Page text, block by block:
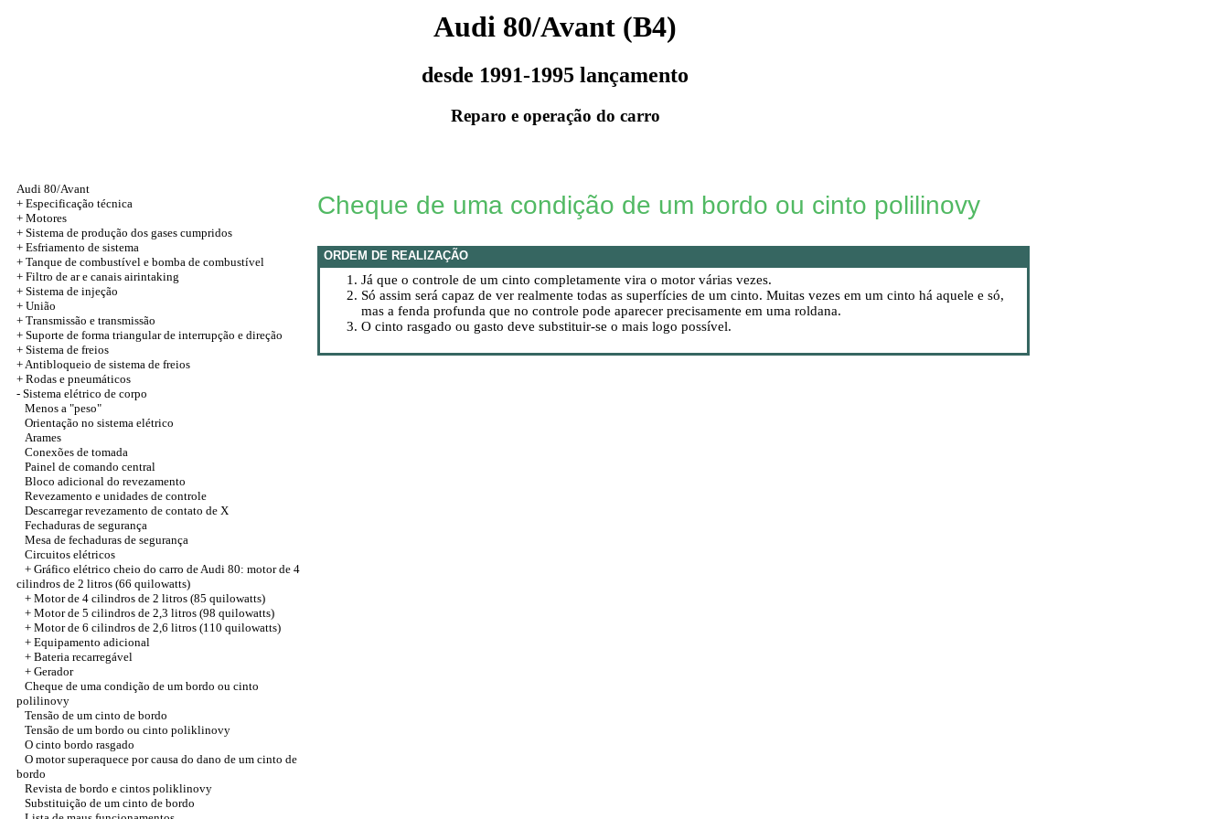
Audi 80/Avant (B4)
desde 1991-1995 lançamento
Reparo e operação do carro
Audi 80/Avant
+ Especificação técnica
+ Motores
+ Sistema de produção dos gases cumpridos
+ Esfriamento de sistema
+ Tanque de combustível e bomba de combustível
+ Filtro de ar e canais airintaking
+ Sistema de injeção
+ União
+ Transmissão e transmissão
+ Suporte de forma triangular de interrupção e direção
+ Sistema de freios
+ Antibloqueio de sistema de freios
+ Rodas e pneumáticos
- Sistema elétrico de corpo
Menos a "peso"
Orientação no sistema elétrico
Arames
Conexões de tomada
Painel de comando central
Bloco adicional do revezamento
Revezamento e unidades de controle
Descarregar revezamento de contato de X
Fechaduras de segurança
Mesa de fechaduras de segurança
Circuitos elétricos
+ Gráfico elétrico cheio do carro de Audi 80: motor de 4
cilindros de 2 litros (66 quilowatts)
+ Motor de 4 cilindros de 2 litros (85 quilowatts)
+ Motor de 5 cilindros de 2,3 litros (98 quilowatts)
+ Motor de 6 cilindros de 2,6 litros (110 quilowatts)
+ Equipamento adicional
+ Bateria recarregável
+ Gerador
Cheque de uma condição de um bordo ou cinto
polilinovy
Tensão de um cinto de bordo
Tensão de um bordo ou cinto poliklinovy
O cinto bordo rasgado
O motor superaquece por causa do dano de um cinto de
bordo
Revista de bordo e cintos poliklinovy
Substituição de um cinto de bordo
Cheque de uma condição de um bordo ou cinto polilinovy
ORDEM DE REALIZAÇÃO
Já que o controle de um cinto completamente vira o motor várias vezes.
Só assim será capaz de ver realmente todas as superfícies de um cinto. Muitas vezes em um cinto há aquele e só,
mas a fenda profunda que no controle pode aparecer precisamente em uma roldana.
O cinto rasgado ou gasto deve substituir-se o mais logo possível.